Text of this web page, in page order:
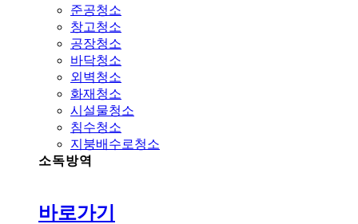
준공청소
창고청소
공장청소
바닥청소
외벽청소
화재청소
시설물청소
침수청소
지붕배수로청소
소독방역
바로가기